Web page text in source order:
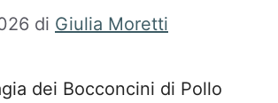
di Giulia Moretti
dei Bocconcini di Pollo